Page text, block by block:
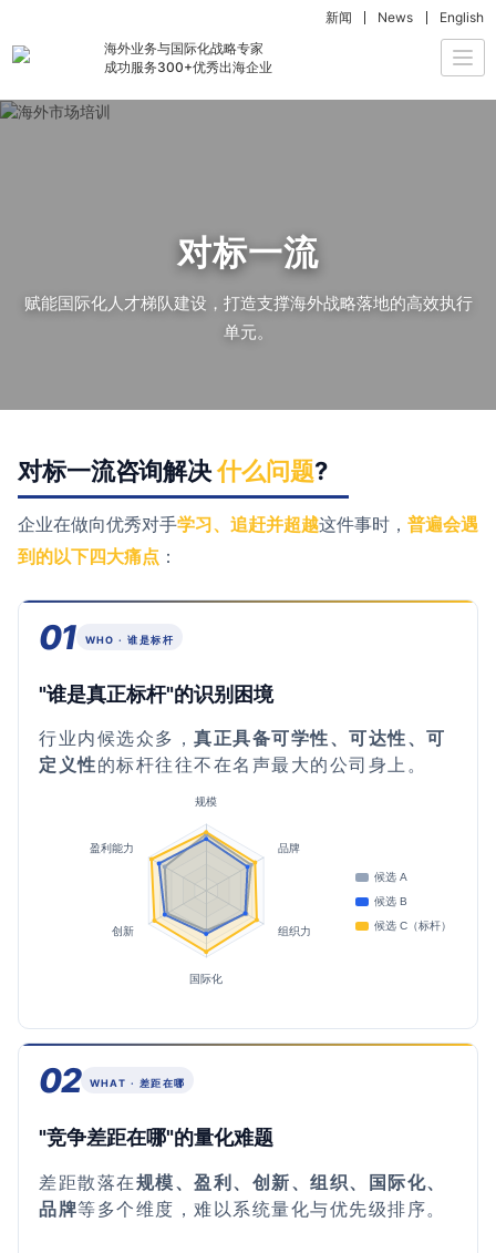
海外业务与国际化战略专家
成功服务300+优秀出海企业
新闻 News English
对标一流
赋能国际化人才梯队建设，打造支撑海外战略落地的高效执行
单元。
对标一流咨询解决什么问题?
企业在做向优秀对手学习、追赶并超越这件事时， 普遍会遇
到的以下四大痛点 ：
01 WHO · 谁是标杆
"谁是真正标杆"的识别困境
行业内候选众多， 真正具备可学性、可达性、可
定义性的标杆往往不在名声最大的公司身上。
02 WHAT · 差距在哪
"竞争差距在哪"的量化难题
差距散落在规模、盈利、创新、组织、国际化、
品牌等多个维度，难以系统量化与优先级排序。